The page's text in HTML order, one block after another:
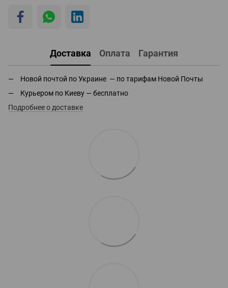
Доставка Оплата Гарантия
Новой почтой по Украине — по тарифам Новой Почты
Курьером по Киеву — бесплатно
Подробнее о доставке